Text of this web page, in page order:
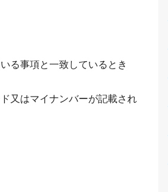
る事項と一致しているとき
又はマイナンバーが記載され